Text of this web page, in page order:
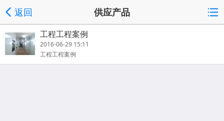
返回 供应产品
工程工程案例
2016-06-29 15:11
工程工程案例